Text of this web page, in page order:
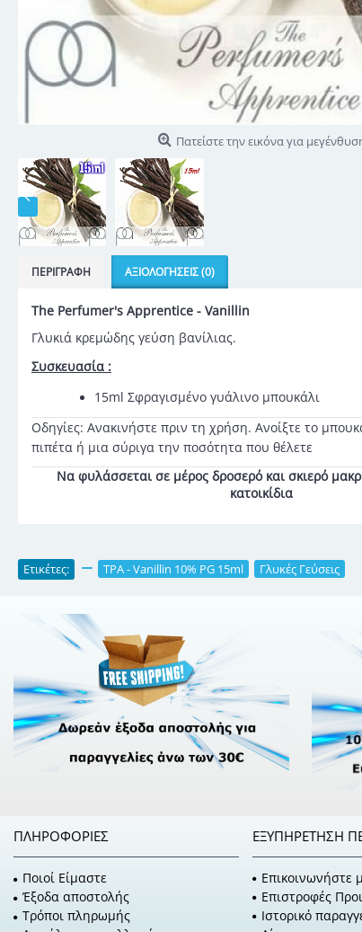
Πατείστε την εικόνα για
ΠΕΡΙΓΡΑΦΉ ΑΞΙΟΛΟΓΉΣΕΙΣ (0)
The Perfumer's Apprentice - Vanillin
Γλυκιά κρεμώδης γεύση βανίλιας.
Συσκευασία :
15ml Σφραγισμένο γυάλινο μπουκάλι
Οδηγίες: Ανακινήστε πριν τη χρήση. Ανοίξτε το
πιπέτα ή μια σύριγα την ποσότητα που θέλετε
Να φυλάσσεται σε μέρος δροσερό και σκιερό
κατοικίδια
Ετικέτες: TPA - Vanillin 10% PG 15ml Γλυκές Γεύσεις
ΠΛΗΡΟΦΟΡΊΕΣ
Ποιοί Είμαστε
Έξοδα αποστολής
Τρόποι πληρωμής
ΕΞΥΠΗΡΈΤΗΣΗ
Επικοινωνήστε
Επιστροφές
Ιστορικό